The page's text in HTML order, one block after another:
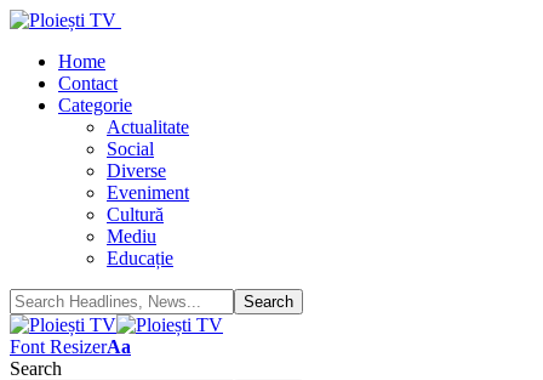
Home
Contact
Categorie
Actualitate
Social
Diverse
Eveniment
Cultură
Mediu
Educație
Font ResizerAa
Search